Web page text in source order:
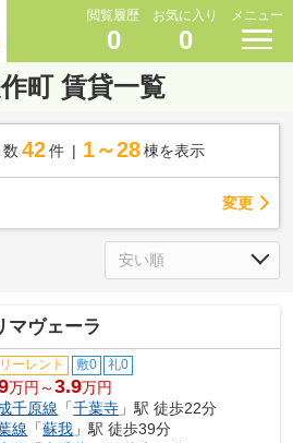
閲覧履歴
0
お気に入り
0
メニュー
町 賃貸一覧
数 42 件 1～28 棟を表示
変更
マヴェーラ
ーレント 敷0 礼0
万円～3.9万円
千原線 「千葉寺 」駅 徒歩22分
線 「蘇我 」駅 徒歩39分